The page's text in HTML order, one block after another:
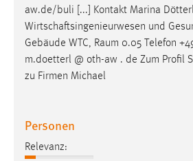
aw.de/buli [...] Kontakt Marina
Wirtschaftsingenieurwesen und
Gebäude WTC, Raum 0.05 Telefon
m.doetterl @ oth-aw . de Zum Profil
zu Firmen Michael
Personen
Relevanz: